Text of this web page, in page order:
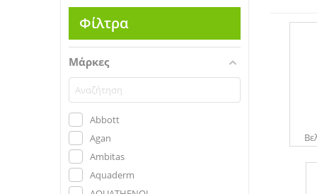
Φίλτρα
Μάρκες
Abbott
Agan
Ambitas
Aquaderm